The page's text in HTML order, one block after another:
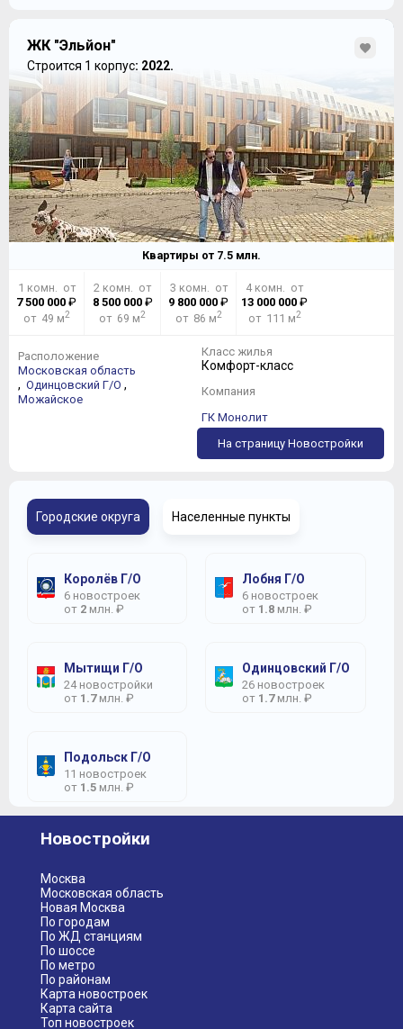
ЖК "Эльйон"
Строится 1 корпус: 2022.
Квартиры от 7.5 млн.
1 комн. от
7 500 000 ₽
от 49 м2
2 комн. от
8 500 000₽
от 69 м2
3 комн. от
9 800 000 ₽
от 86 м2
4 комн. от
13 000 000 ₽
от 111 м2
Расположение
Московская область
, Одинцовский Г/О ,
Можайское
Класс жилья
Комфорт-класс
Компания
ГК Монолит
На страницу Новостройки
Городские округа Населенные пункты
Королёв Г/О
6 новостроек
от 2 млн. ₽
Лобня Г/О
6 новостроек
от 1.8 млн. ₽
Мытищи Г/О
24 новостройки
от 1.7млн. ₽
Одинцовский Г/О
26 новостроек
от 1.7млн. ₽
Подольск Г/О
11 новостроек
от 1.5 млн. ₽
Новостройки
Москва
Московская область
Новая Москва
По городам
По ЖД станциям
По шоссе
По метро
По районам
Карта новостроек
Карта сайта
Топ новостроек